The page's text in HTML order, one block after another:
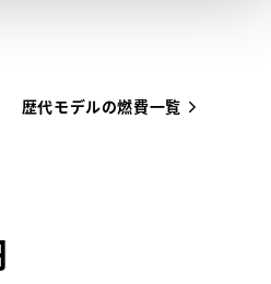
歴代モデルの燃費一覧